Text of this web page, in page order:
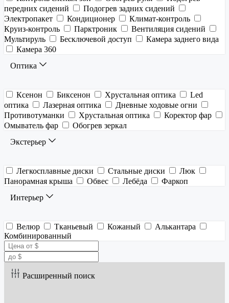
передних сидений
Подогрев задних сидений
Электропакет
Кондиционер
Климат-контроль
Круиз-контроль
Парктроник
Вентиляция сидений
Мультируль
Бесключевой доступ
Камера заднего вида
Камера 360
Оптика
Ксенон Биксенон Хрустальная оптика
Led
оптика
Лазерная оптика
Дневные ходовые огни
Противотуманки
Хрустальная оптика
Коректор фар
Омыватель фар
Обогрев зеркал
Экстерьер
Легкосплавные диски Стальные диски
Люк
Панорамная крыша
Обвес Лебёда
Фаркоп
Интерьер
Велюр Тканьевый Кожаный
Алькантара
Комбинированный
Расширенный поиск